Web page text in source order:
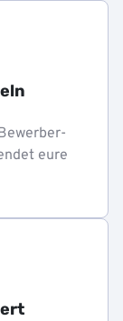
eure